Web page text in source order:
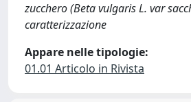
zucchero (Beta vulgaris L. var
caratterizzazione
Appare nelle tipologie:
01.01 Articolo in Rivista